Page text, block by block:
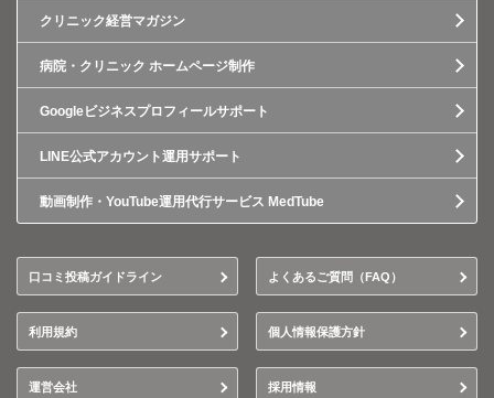
クリニック経営マガジン
病院・クリニック ホームページ制作
Googleビジネスプロフィールサポート
LINE公式アカウント運用サポート
動画制作・YouTube運用代行サービス MedTube
口コミ投稿ガイドライン よくあるご質問（FAQ）
利用規約 個人情報保護方針
運営会社 採用情報